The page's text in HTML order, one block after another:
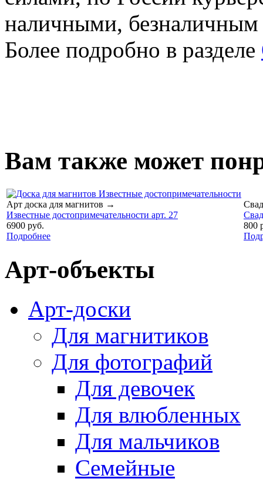
наличными,
Более подробно в разделе
Вам также может
Арт доска для магнитов →
Известные достопримечательности арт. 27
6900 руб.
Подробнее
800
Арт-объекты
Арт-доски
Для магнитиков
Для фотографий
Для девочек
Для влюбленных
Для мальчиков
Семейные